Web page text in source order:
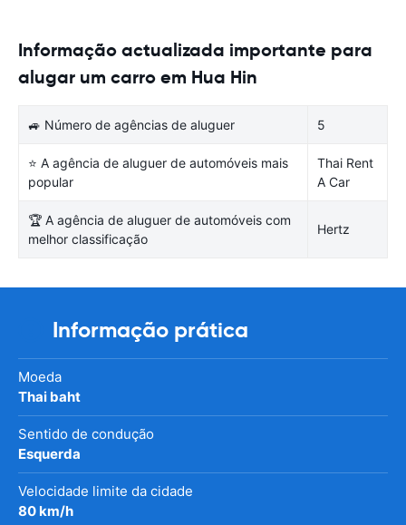
Informação actualizada importante para
alugar um carro em Hua Hin
🚙 Número de agências de aluguer 5
⭐ A agência de aluguer de automóveis mais
popular
Thai Rent
A Car
🏆 A agência de aluguer de automóveis com
melhor classificação
Hertz
Informação prática
Moeda
Thai baht
Sentido de condução
Esquerda
Velocidade limite da cidade
80 km/h